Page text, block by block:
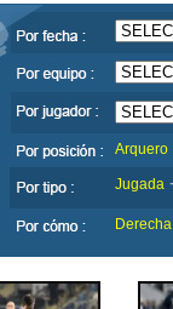
Arquero
Jugada
Derecha